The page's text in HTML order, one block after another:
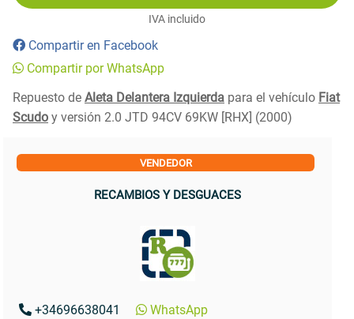
IVA incluido
Compartir en Facebook
Compartir por WhatsApp
Repuesto de Aleta Delantera Izquierda para el vehículo Fiat
Scudo y versión 2.0 JTD 94CV 69KW [RHX] (2000)
VENDEDOR
RECAMBIOS Y DESGUACES
+34696638041
WhatsApp